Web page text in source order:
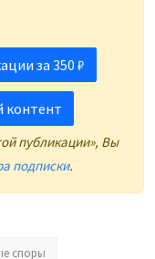
за 350 ₽
контент
публикации», Вы
подписки.
споры